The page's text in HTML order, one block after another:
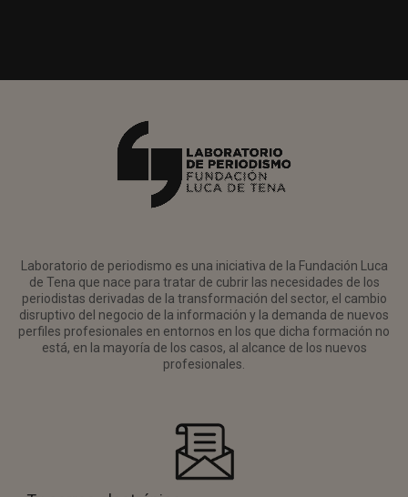
Laboratorio de periodismo es una iniciativa de la Fundación Luca
de Tena que nace para tratar de cubrir las necesidades de los
periodistas derivadas de la transformación del sector, el cambio
disruptivo del negocio de la información y la demanda de nuevos
perfiles profesionales en entornos en los que dicha formación no
está, en la mayoría de los casos, al alcance de los nuevos
profesionales.